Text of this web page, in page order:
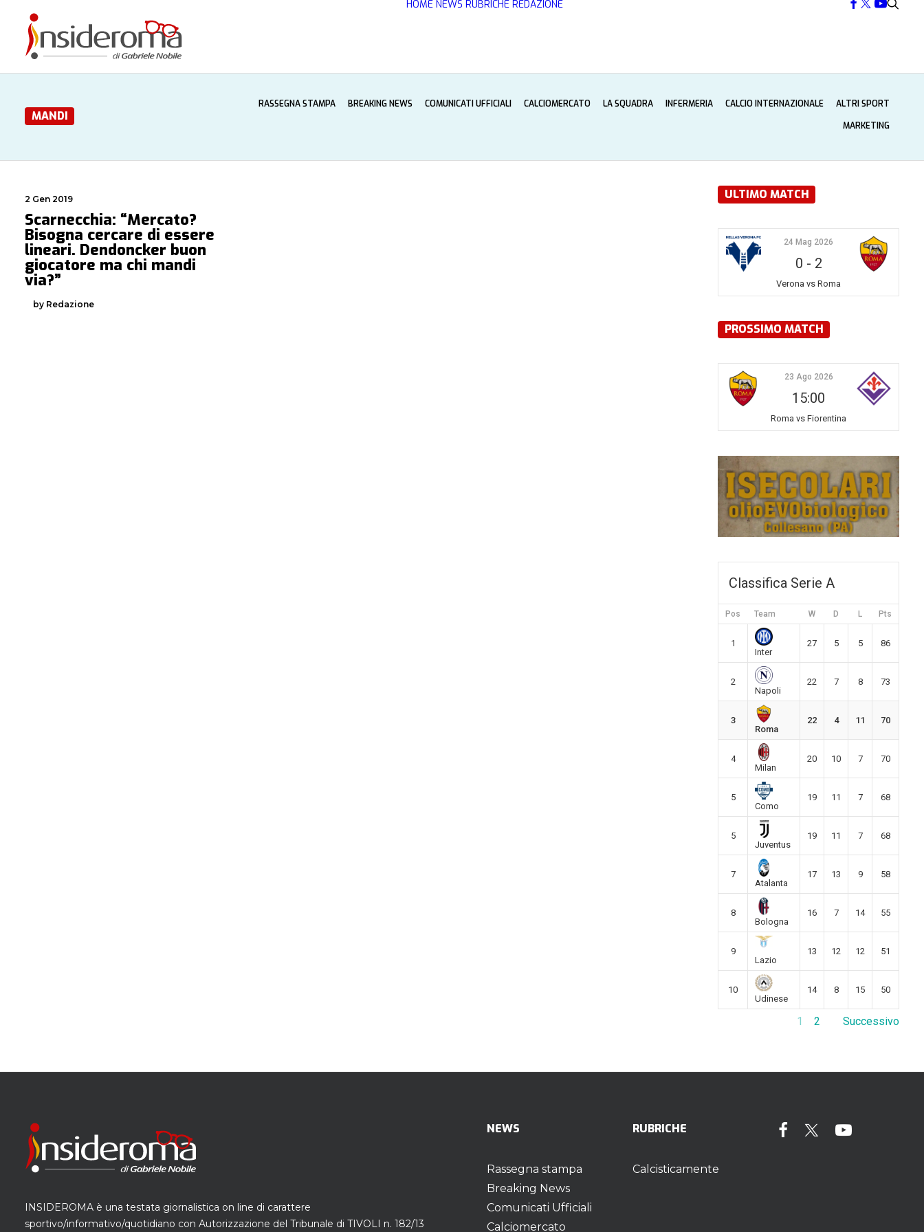
HOME NEWS RUBRICHE REDAZIONE
MANDI
RASSEGNA STAMPA BREAKING NEWS COMUNICATI UFFICIALI CALCIOMERCATO LA SQUADRA INFERMERIA CALCIO INTERNAZIONALE
ALTRI SPORT
MARKETING
2 Gen 2019
Scarnecchia: “Mercato?
Bisogna cercare di essere
lineari. Dendoncker buon
giocatore ma chi mandi
via?”
by Redazione
ULTIMO MATCH
24 Mag 2026
0 - 2
Verona vs Roma
PROSSIMO MATCH
23 Ago 2026
15:00
Roma vs Fiorentina
Classifica Serie A
Pos Team W D L Pts
1
Inter
27 5 5 86
2
Napoli
22 7 8 73
3
Roma
22 4 11 70
4
Milan
20 10 7 70
5
Como
19 11 7 68
5
Juventus
19 11 7 68
7
Atalanta
17 13 9 58
8
Bologna
16 7 14 55
9
Lazio
13 12 12 51
10
Udinese
14 8 15 50
1 2 Successivo
INSIDEROMA è una testata giornalistica on line di carattere
sportivo/informativo/quotidiano con Autorizzazione del Tribunale di TIVOLI n. 182/13
NEWS
Rassegna stampa
Breaking News
Comunicati Ufficiali
Calciomercato
RUBRICHE
Calcisticamente